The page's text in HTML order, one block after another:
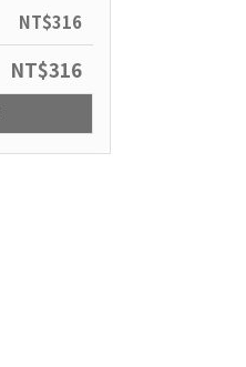
NT$316
NT$316